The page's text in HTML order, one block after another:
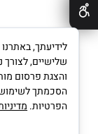
שלישיים, לצורך
והצגת פרסום
הסכמתך לשימוש
הפרטיות.